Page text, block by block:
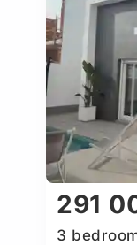
291
3